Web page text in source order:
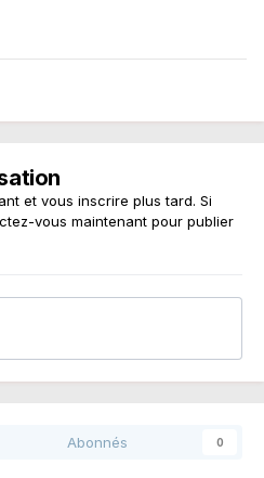
et vous inscrire plus tard. Si
vous maintenant pour publier
Abonnés 0